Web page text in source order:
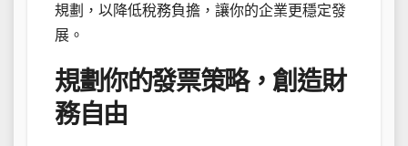
規劃，以降低稅務負擔，讓你的企業更穩定發
展。
規劃你的發票策略，創造財
務自由